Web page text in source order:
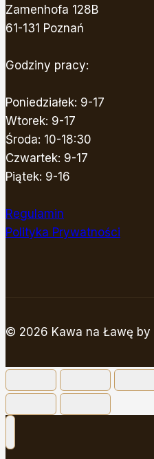
Zamenhofa 128B
61-131 Poznań
Godziny pracy:
Poniedziałek: 9-17
Wtorek: 9-17
Środa: 10-18:30
Czwartek: 9-17
Piątek: 9-16
Regulamin
Polityka Prywatności
© 2026 Kawa na Ławę by